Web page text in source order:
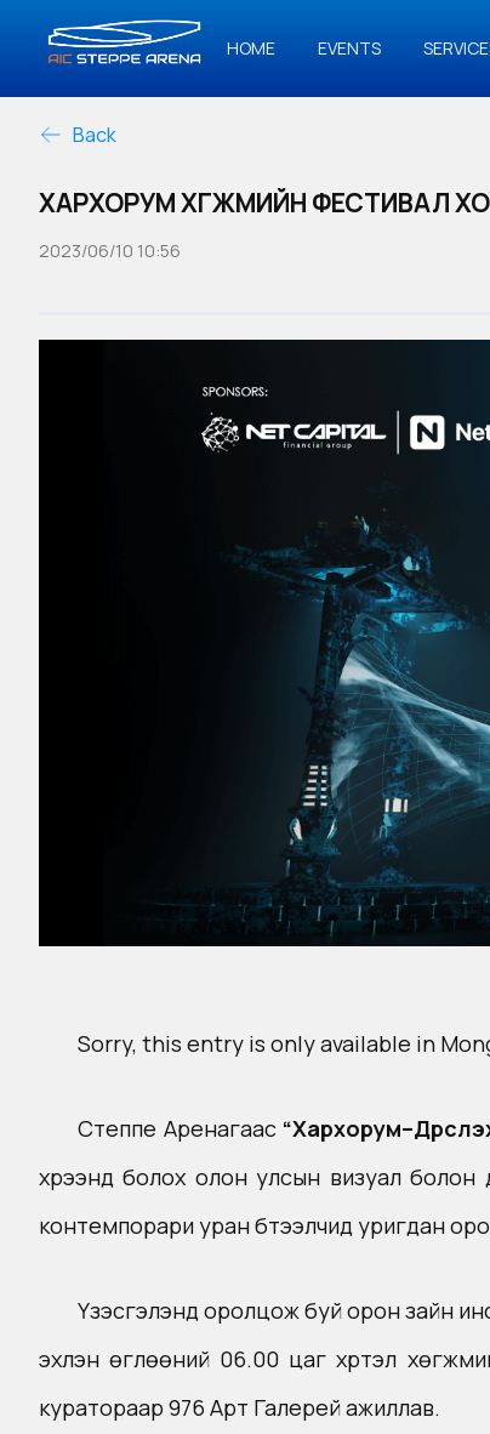
HOME EVENTS
Back
ХАРХОРУМ ХӨГЖМИЙН ФЕСТИВАЛ
2023/06/10 10:56
Sorry, this entry is only available in
Степпe Аренагаас
хүрээнд болох олон улсын визуал болон
контемпорари уран бүтээлчид уригдан
Үзэсгэлэнд оролцож буй орон зайн
эхлэн өглөөний 06.00 цаг хүртэл
куратораар 976 Арт Галерей ажиллав.